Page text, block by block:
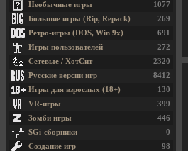
1077
Необычные игры
269
Большие игры (Rip, Repack)
691
Ретро-игры (DOS, Win 9x)
272
Игры пользователей
2320
Сетевые / ХотСит
8412
Русские версии игр
130
Игры для взрослых (18+)
399
VR-игры
446
Зомби игры
0
SGi-сборники
98
Создание игр